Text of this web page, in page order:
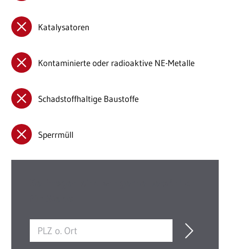
Katalysatoren
Kontaminierte oder radioaktive NE-Metalle
Schadstoffhaltige Baustoffe
Sperrmüll